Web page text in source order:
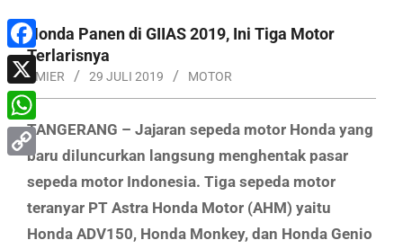
MenuHonda Panen di GIIAS 2019, Ini Tiga Motor
Terlarisnya
AMIER 29 JULI 2019 MOTOR
TANGERANG – Jajaran sepeda motor Honda yang
baru diluncurkan langsung menghentak pasar
sepeda motor Indonesia. Tiga sepeda motor
teranyar PT Astra Honda Motor (AHM) yaitu
Honda ADV150, Honda Monkey, dan Honda Genio
Facebook
X
WhatsApp